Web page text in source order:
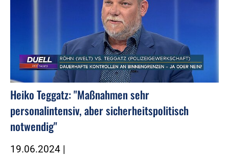
Heiko Teggatz: "Maßnahmen sehr
personalintensiv, aber sicherheitspolitisch
notwendig"
19.06.2024 |